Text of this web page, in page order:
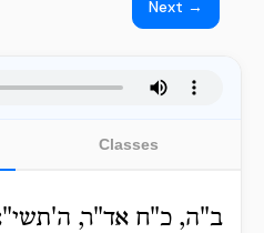
Next →
Classes
ב"ה, כ"ח אד"ר,